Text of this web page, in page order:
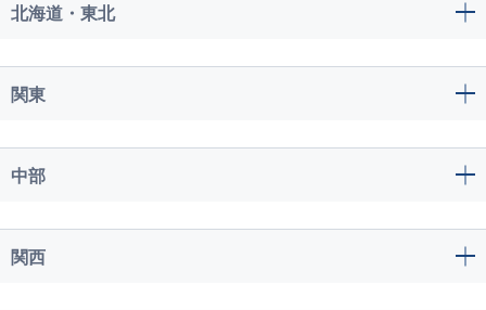
北海道・東北
関東
中部
関西